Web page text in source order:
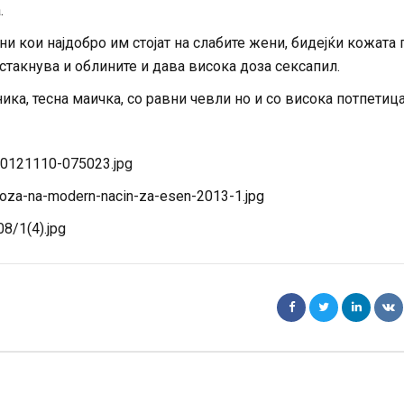
кои најдобро им стојат на слабите жени, бидејќи кожата
и облините и дава висока доза сексапил.
тесна маичка, со равни чевли но и со висока